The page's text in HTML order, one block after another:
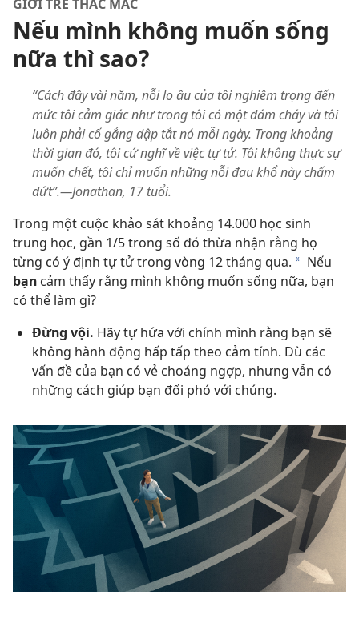
GIỚI TRẺ THẮC MẮC
Nếu mình không muốn sống
nữa thì sao?
“Cách đây vài năm, nỗi lo âu của tôi nghiêm trọng đến
mức tôi cảm giác như trong tôi có một đám cháy và tôi
luôn phải cố gắng dập tắt nó mỗi ngày. Trong khoảng
thời gian đó, tôi cứ nghĩ về việc tự tử. Tôi không thực sự
muốn chết, tôi chỉ muốn những nỗi đau khổ này chấm
dứt”.—Jonathan, 17 tuổi.
Trong một cuộc khảo sát khoảng 14.000 học sinh
trung học, gần 1/5 trong số đó thừa nhận rằng họ
từng có ý định tự tử trong vòng 12 tháng qua. a Nếu
bạn cảm thấy rằng mình không muốn sống nữa, bạn
có thể làm gì?
Đừng vội. Hãy tự hứa với chính mình rằng bạn sẽ
không hành động hấp tấp theo cảm tính. Dù các
vấn đề của bạn có vẻ choáng ngợp, nhưng vẫn có
những cách giúp bạn đối phó với chúng.